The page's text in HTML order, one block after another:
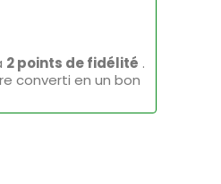
2points de fidélité .
converti en un bon